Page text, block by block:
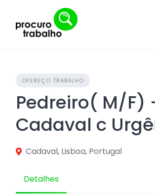
content
OFEREÇO TRABALHO
Pedreiro( M/F)
Cadaval c
Cadaval, Lisboa, Portugal
Detalhes